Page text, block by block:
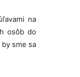
na
osôb do
sme sa